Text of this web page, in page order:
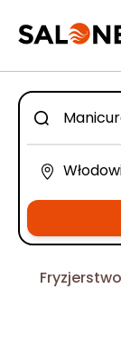
Fryzjerstwo